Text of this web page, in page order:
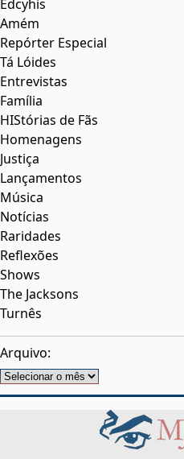
Edcyhis
Amém
Repórter Especial
Tá Lóides
Entrevistas
Família
HIStórias de Fãs
Homenagens
Justiça
Lançamentos
Música
Notícias
Raridades
Reflexões
Shows
The Jacksons
Turnês
Arquivo:
Arquivos